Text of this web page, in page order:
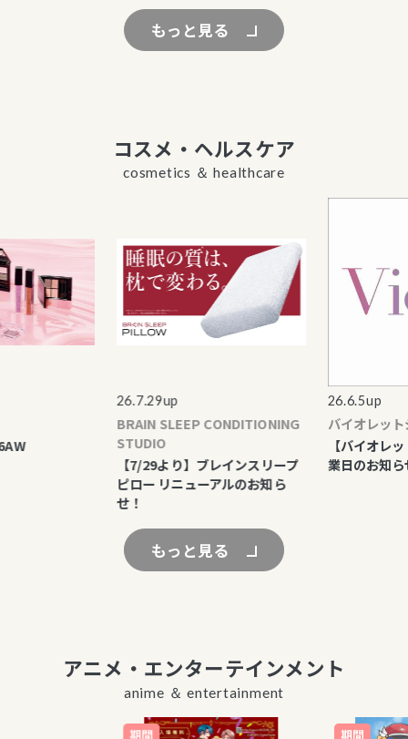
もっと見る
コスメ・ヘルスケア
cosmetics ＆ healthcare
26.7.29up
BRAIN SLEEP CONDITIONING
STUDIO
【7/29より】ブレインスリープ
ピロー リニューアルのお知ら
26.6.5up
バイオレットジェ
【バイオレット
業日のお知らせ
もっと見る
アニメ・エンターテインメント
anime ＆ entertainment